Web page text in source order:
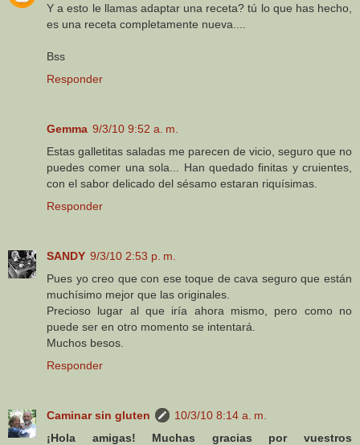
Y a esto le llamas adaptar una receta? tú lo que has hecho,
es una receta completamente nueva....
Bss
Responder
Gemma 9/3/10 9:52 a. m.
Estas galletitas saladas me parecen de vicio, seguro que no
puedes comer una sola... Han quedado finitas y cruientes,
con el sabor delicado del sésamo estaran riquísimas.
Responder
SANDY 9/3/10 2:53 p. m.
Pues yo creo que con ese toque de cava seguro que están
muchísimo mejor que las originales.
Precioso lugar al que iría ahora mismo, pero como no
puede ser en otro momento se intentará.
Muchos besos.
Responder
Caminar sin gluten
10/3/10 8:14 a. m.
¡Hola amigas! Muchas gracias por vuestros